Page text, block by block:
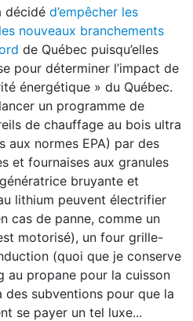
décidé d’empêcher les
nouveaux branchements
de Québec puisqu’elles
pour déterminer l’impact de
énergétique » du Québec.
un programme de
de chauffage au bois ultra
aux normes EPA) par des
et fournaises aux granules
bruyante et
lithium peuvent électrifier
cas de panne, comme un
motorisé), un four grille-
(quoi que je conserve
au propane pour la cuisson
des subventions pour que la
se payer un tel luxe...